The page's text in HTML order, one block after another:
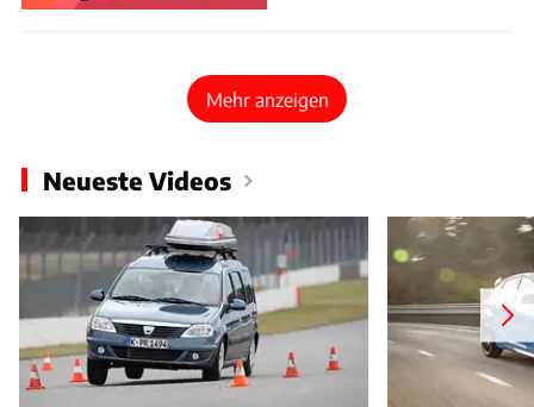
Mehr anzeigen
Neueste Videos